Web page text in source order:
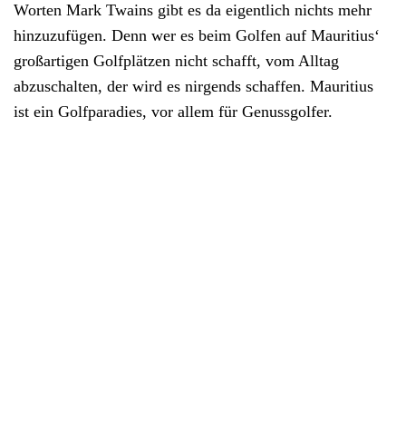
Worten Mark Twains gibt es da eigentlich nichts mehr
hinzuzufügen. Denn wer es beim Golfen auf Mauritius‘
großartigen Golfplätzen nicht schafft, vom Alltag
abzuschalten, der wird es nirgends schaffen. Mauritius
ist ein Golfparadies, vor allem für Genussgolfer.